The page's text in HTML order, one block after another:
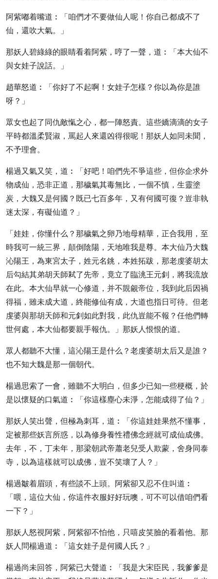
阿紫嘟着嘴道︰「咱們才不要做仙人呢！你自己都成不了
仙，還吹大氣。」
那妖人碧綠綠的眼睛看着阿紫，哼了一聲，道︰「本大仙不
與女娃子說話。」
趙華怒道︰「你好了不起啊！女娃子怎樣？你以為你是誰
呀？」
眾女也起了同仇敵愾之心，都一陣怒責。這些嬌滴滴的女子
平時都溫柔賢淑，罵起人來還凶得很呢！那妖人如同未聞，
不予理會。
楊過又氣又笑，道︰「好吧！咱們先不爭這些，但你企求外
物成仙，恐非正道，那穢氣其毒無比，一個不慎，生靈塗
炭，大魏又是何國？既已七百多年，又有何國可復？豈非執
迷太深，有礙仙道？」
「娃娃，你懂什么？那穢氣之卵乃地母精華，正合我用，至
時我可一統三界，顛倒陰陽，天地唯我是尊。本大仙乃大魏
沁陽王，為東宮太子，姓元名銚，本姓拓跋，那老虔婆胡太
后勾結其弟胡天師弒了先帝，竟立了臨洮王元釗，將我流放
在此。本大仙早就一心修道，并不覬覦帝位，我到此后因禍
得福，雖未成大道，終能修仙有成，大道也指日可待。但老
虔婆與那胡天師和元釗如此對我，此仇豈能不報？任他們轉
世何處，本大仙都要親手報仇。」那妖人恨恨的道。
眾人都聽不大懂，這沁陽王是什么？老虔婆胡太后又是誰？
也不知大魏是那一個朝代。
楊過思索了一會，雖聽不大明白，但多少已知一些梗概，於
是以懷疑的口氣道︰「你這樣塵心未淨，怎能成得了仙？」
那妖人笑出聲，但極為刺耳，道︰「你這娃娃果然不懂事，
定被那些妖言所惑，以為修身養性禮佛念經就可成仙成佛。
去年，不，丁未年，那梁朝武帝蕭老兒受人欺蒙，舍身同泰
寺，以為這樣就可以成佛，豈不笑壞了人？」
楊過皺着眉頭，有些談不上頭。阿紫卻又忍不住叫道︰
「喂，這位大仙，你這件衣服好好玩噢，可不可以借咱們看
一下？」
那妖人怒視阿紫，阿紫卻不怕他，只嘻皮笑臉的看着他。那
妖人問楊過道︰「這女娃子是何國人氏？」
楊過尚未回答，阿紫已大聲道︰「我是大宋臣民，我爹爹是